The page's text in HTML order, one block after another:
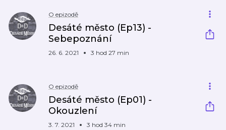
O epizodě
Desáté město (Ep13) -
Sebepoznání
26. 6. 2021 3 hod 27 min
O epizodě
Desáté město (Ep01) -
Okouzlení
3. 7. 2021 3 hod 34 min